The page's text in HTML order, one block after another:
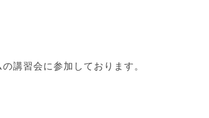
講習会に参加しております。